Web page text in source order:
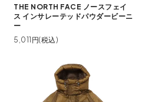
THE NORTH FACE ノースフェイ
ス インサレーテッドパウダービーニ
ー
5,011円(税込)